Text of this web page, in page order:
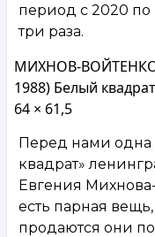
период с 2020 по
три раза.
МИХНОВ-ВОЙТЕНКО
1988) Белый
64 × 61,5
Перед нами одна
квадрат»
Евгения
есть парная
продаются они